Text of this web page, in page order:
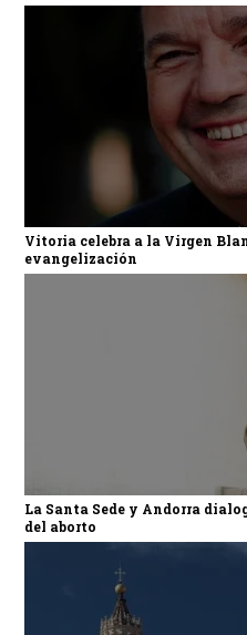
Vitoria celebra a la Virgen
evangelización
La Santa Sede y Andorra
del aborto